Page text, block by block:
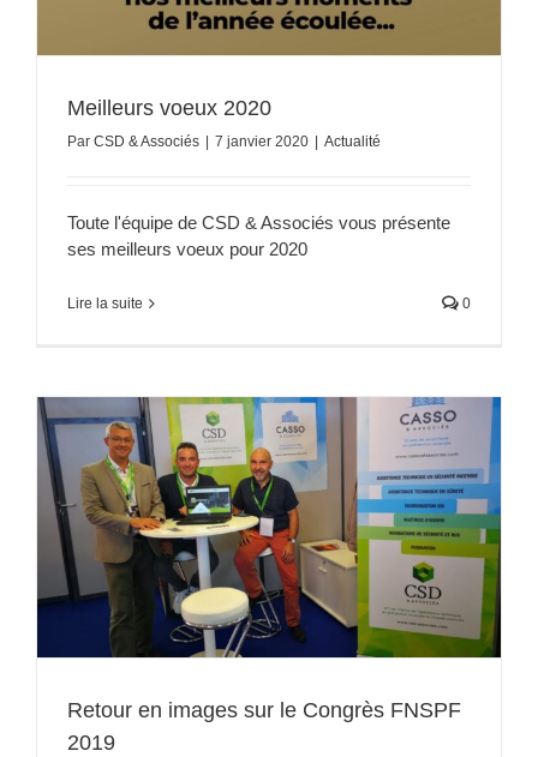
Meilleurs voeux 2020
Par CSD & Associés 7 janvier 2020 Actualité
Toute l'équipe de CSD & Associés vous présente
ses meilleurs voeux pour 2020
Lire la suite 0
Retour en images sur le Congrès FNSPF
2019